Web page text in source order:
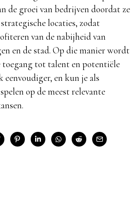
de groei van bedrijven doordat ze
locaties, zodat
van de nabijheid van
en de stad. Op die manier wordt
toegang tot talent en potentiële
eenvoudiger, en kun je als
op de meest relevante